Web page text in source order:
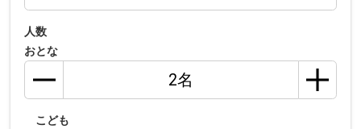
人数
おとな
こども